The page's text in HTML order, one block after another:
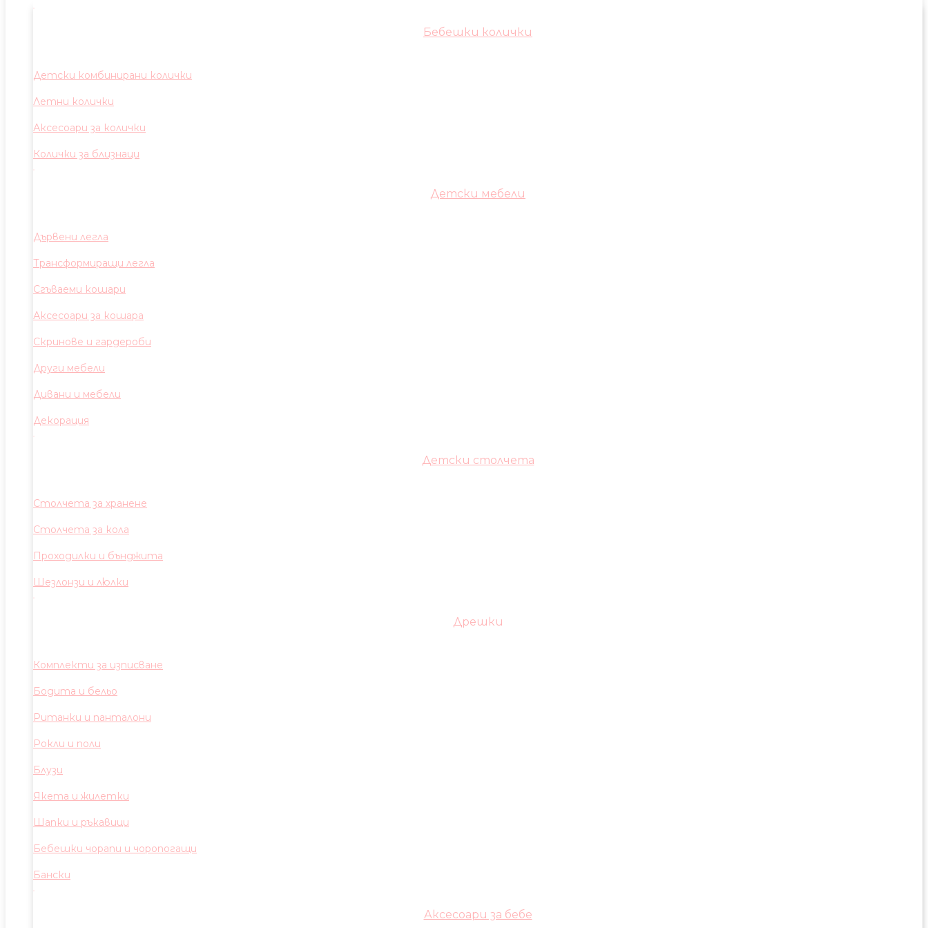
Бебешки колички
Детски комбинирани колички
Летни колички
Аксесоари за колички
Колички за близнаци
Детски мебели
Дървени легла
Трансформиращи легла
Сгъваеми кошари
Аксесоари за кошара
Скринове и гардероби
Други мебели
Дивани и мебели
Декорация
Детски столчета
Столчета за хранене
Столчета за кола
Проходилки и бънджита
Шезлонзи и люлки
Дрешки
Комплекти за изписване
Бодита и бельо
Ританки и панталони
Рокли и поли
Блузи
Якета и жилетки
Шапки и ръкавици
Бебешки чорапи и чоропогащи
Бански
Аксесоари за бебе